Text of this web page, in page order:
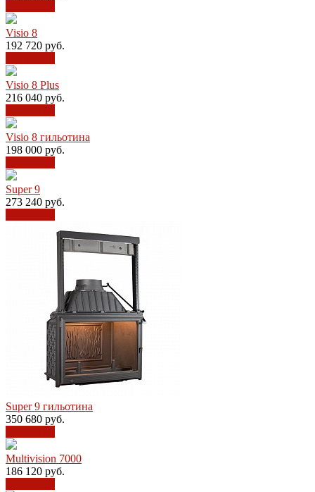
Visio 8
192 720 руб.
Visio 8 Plus
216 040 руб.
Visio 8 гильотина
198 000 руб.
Super 9
273 240 руб.
Super 9 гильотина
350 680 руб.
Multivision 7000
186 120 руб.